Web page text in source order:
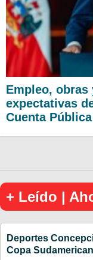
Empleo,
expectativas
Cuenta Pública
+ Leído |
Deportes
Copa